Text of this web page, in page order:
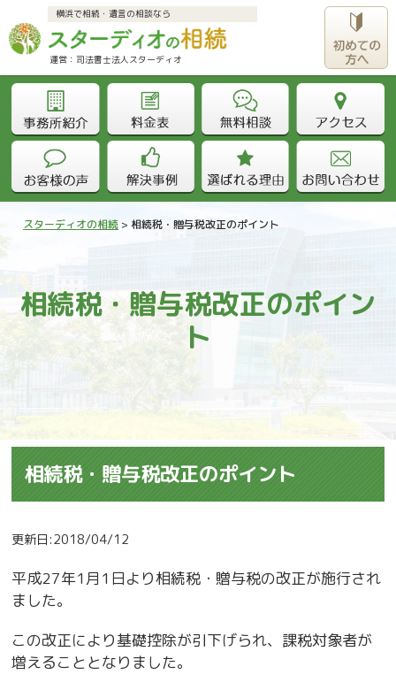
横浜で相続・遺言の相談なら
スターディオの相続 > 相続税・贈与税改正のポイント
相続税・贈与税改正のポイン
ト
相続税・贈与税改正のポイント
更新日:2018/04/12
平成27年1月1日より相続税・贈与税の改正が施行され
ました。
この改正により基礎控除が引下げられ、課税対象者が
増えることとなりました。